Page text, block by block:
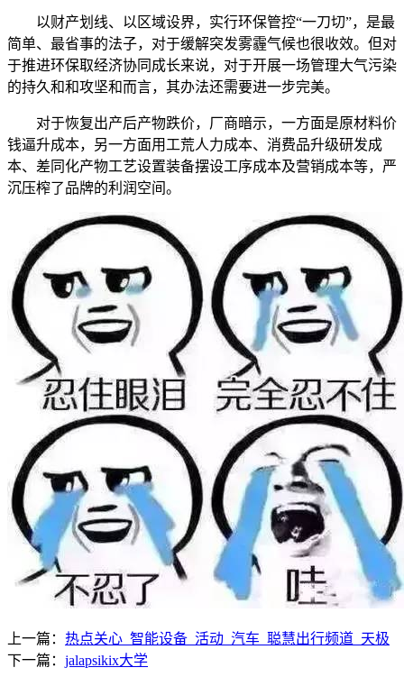
以财产划线、以区域设界，实行环保管控“一刀切”，是最
简单、最省事的法子，对于缓解突发雾霾气候也很收效。但对
于推进环保取经济协同成长来说，对于开展一场管理大气污染
的持久和和攻坚和而言，其办法还需要进一步完美。
对于恢复出产后产物跌价，厂商暗示，一方面是原材料价
钱逼升成本，另一方面用工荒人力成本、消费品升级研发成
本、差同化产物工艺设置装备摆设工序成本及营销成本等，严
沉压榨了品牌的利润空间。
上一篇： 热点关心_智能设备_活动_汽车_聪慧出行频道_天极
下一篇： jalapsikix大学